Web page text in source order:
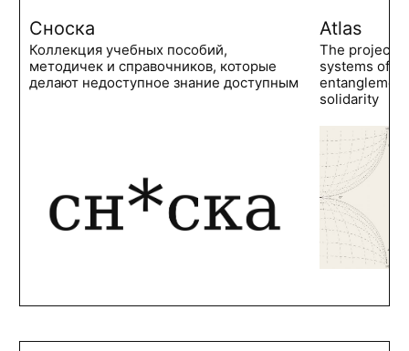
Сноска
Коллекция учебных пособий,
методичек и справочников, которые
делают недоступное знание доступным
Atlas
The project
systems of
solidarity